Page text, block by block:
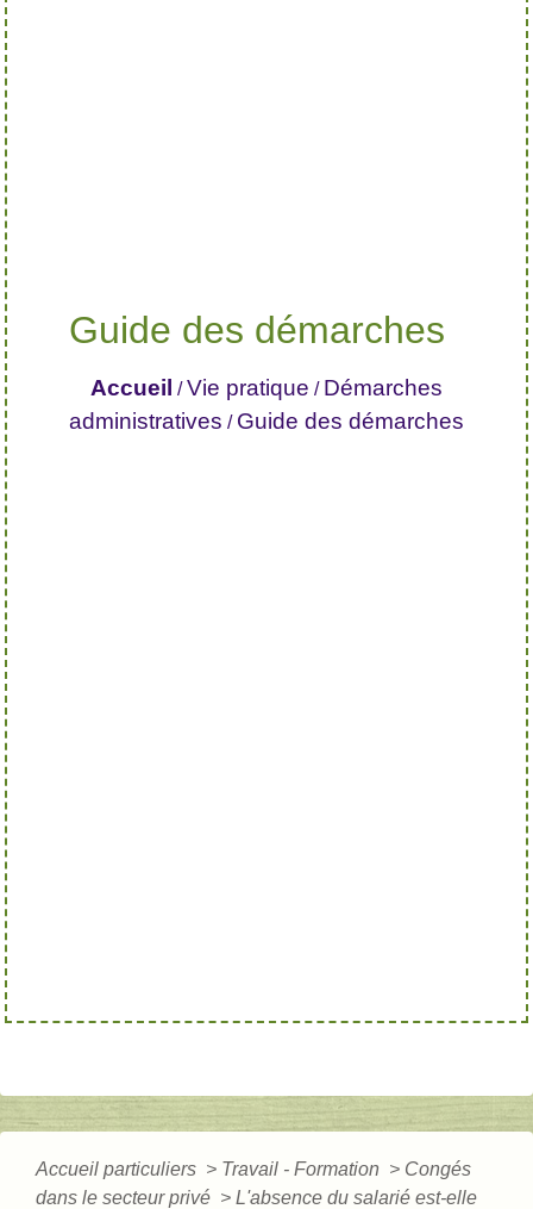
Guide des démarches
Accueil /Vie pratique / Démarches
administratives / Guide des démarches
Accueil particuliers > Travail - Formation > Congés
dans le secteur privé > L'absence du salarié est-elle